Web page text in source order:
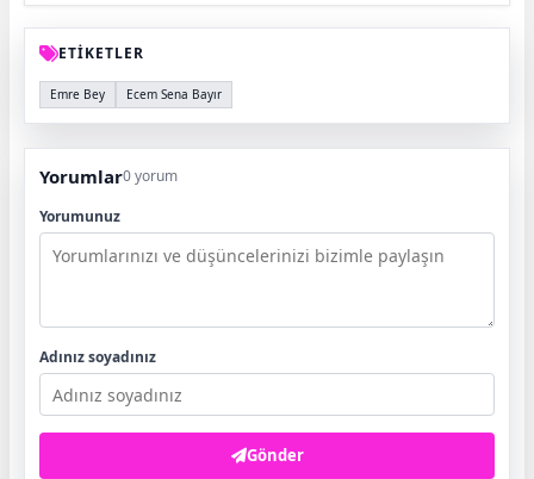
ETİKETLER
Emre Bey Ecem Sena Bayır
Yorumlar0 yorum
Yorumunuz
Adınız soyadınız
Gönder